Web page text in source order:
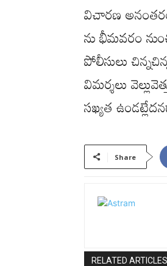
విచారణ
ను భీమవరం
పోలీసులు
విమర్శలు
సఖ్యత
Share
RELATED ARTICLES